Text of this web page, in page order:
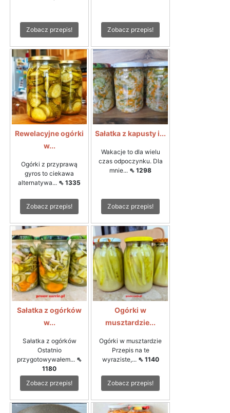
Zobacz przepis! Zobacz przepis!
Rewelacyjne ogórki
w...
Ogórki z przyprawą
gyros to ciekawa
alternatywa... ⇖ 1335
Zobacz przepis!
Sałatka z kapusty i...
Wakacje to dla wielu
czas odpoczynku. Dla
mnie... ⇖ 1298
Zobacz przepis!
Sałatka z ogórków
w...
Sałatka z ogórków
Ostatnio
przygotowywałem... ⇖
1180
Zobacz przepis!
Ogórki w
musztardzie...
Ogórki w musztardzie
Przepis na te
wyraziste,... ⇖ 1140
Zobacz przepis!